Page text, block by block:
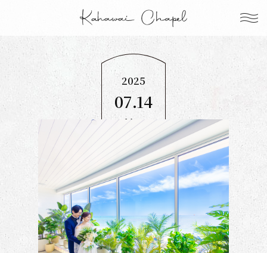
2025
07.14
Mon